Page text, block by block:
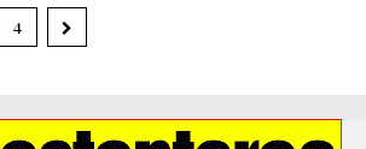
4